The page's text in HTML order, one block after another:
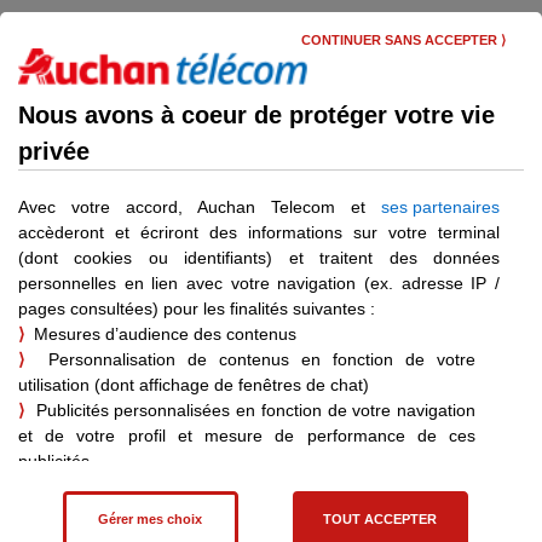
Skip
main
content Communiquer vers et depuis l'international
Profiter des options et
recharges voyage
Déjà client ?
Vous pouvez vous connecter pour bénéficier d’informations
personnalisées.
Je me connecte
Nous avons à coeur de protéger votre vie
privée
Avec votre accord, Auchan Telecom et ses partenaires
accèderont et écriront des informations sur votre terminal
(dont cookies ou identifiants) et traitent des données
personnelles en lien avec votre navigation (ex. adresse IP /
pages consultées) pour les finalités suivantes :
⟩ Mesures d’audience des contenus
⟩
Personnalisation de contenus en fonction de votre
utilisation (dont affichage de fenêtres de chat)
⟩
Publicités personnalisées en fonction de votre navigation
et de votre profil et mesure de performance de ces
publicités
suite à une visite sur un site partenaire
Gérer mes choix TOUT ACCEPTER
CONTINUER SANS ACCEPTER ⟩